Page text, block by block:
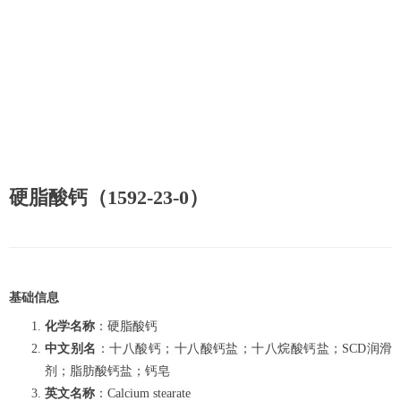
硬脂酸钙（1592-23-0）
基础信息
化学名称 ：硬脂酸钙
中文别名 ：十八酸钙；十八酸钙盐；十八烷酸钙盐； SCD润滑
剂；脂肪酸钙盐 ； 钙皂
英文名称 ： Calcium stearate